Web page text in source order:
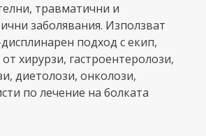
травматични и
заболявания. Използват
подход с екип,
хирурзи, гастроентеролози,
диетолози, онколози,
по лечение на болката